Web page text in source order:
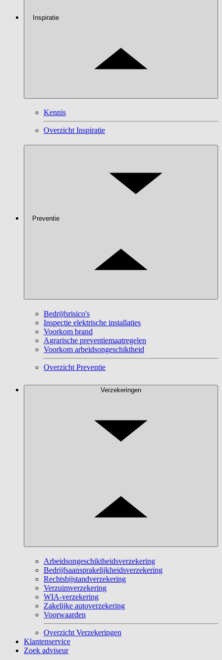
Inspiratie
Kennis
Overzicht Inspiratie
Preventie
Bedrijfsrisico's
Inspectie elektrische installaties
Voorkom brand
Agrarische preventiemaatregelen
Voorkom arbeidsongeschiktheid
Overzicht Preventie
Verzekeringen
Arbeidsongeschiktheidsverzekering
Bedrijfsaansprakelijkheidsverzekering
Rechtsbijstandverzekering
Verzuimverzekering
WIA-verzekering
Zakelijke autoverzekering
Voorwaarden
Overzicht Verzekeringen
Klantenservice
Zoek adviseur